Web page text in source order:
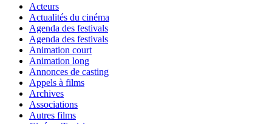
Acteurs
Actualités du cinéma
Agenda des festivals
Agenda des festivals
Animation court
Animation long
Annonces de casting
Appels à films
Archives
Associations
Autres films